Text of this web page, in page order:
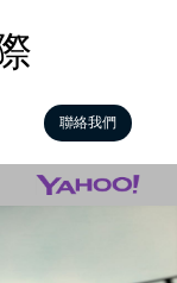
聯絡我們